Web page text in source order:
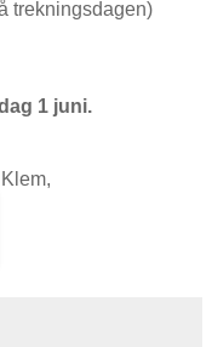
trekningsdagen)
1 juni.